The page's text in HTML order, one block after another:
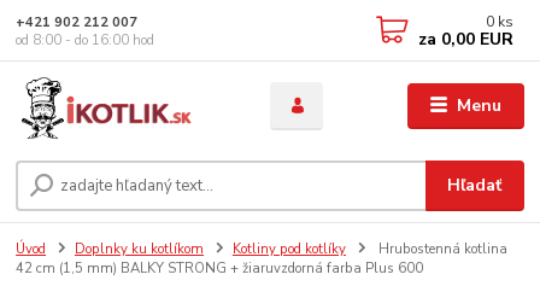
Menu
Hľadať
+421 902 212 007
od 8:00 - do 16:00 hod
0 ks
za 0,00 EUR
Úvod Doplnky ku kotlíkom Kotliny pod kotlíky
Hrubostenná kotlina
42 cm (1,5 mm) BALKY STRONG + žiaruvzdorná farba Plus 600